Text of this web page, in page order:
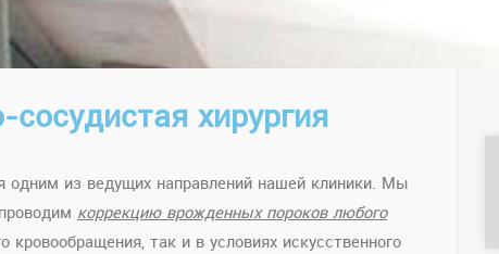
хирургия
одним из ведущих направлений нашей клиники. Мы
коррекцию врожденных пороков любого
кровообращения, так и в условиях искусственного